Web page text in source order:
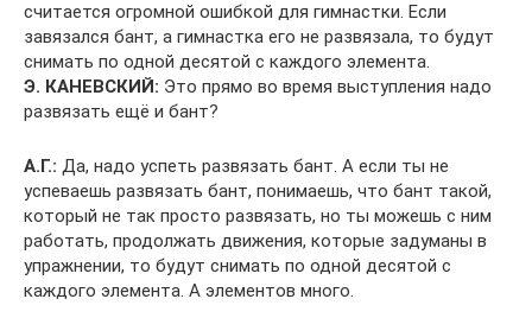
считается огромной ошибкой для гимнастки. Если
завязался бант, а гимнастка его не развязала, то будут
снимать по одной десятой с каждого элемента.
Э. КАНЕВСКИЙ: Это прямо во время выступления надо
развязать ещё и бант?
А.Г.: Да, надо успеть развязать бант. А если ты не
успеваешь развязать бант, понимаешь, что бант такой,
который не так просто развязать, но ты можешь с ним
работать, продолжать движения, которые задуманы в
упражнении, то будут снимать по одной десятой с
каждого элемента. А элементов много.